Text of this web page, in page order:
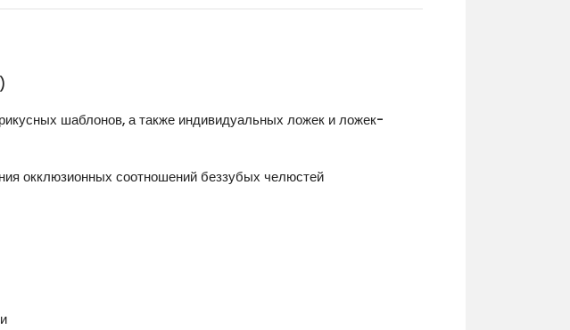
шаблонов, а также индивидуальных ложек и ложек-
окклюзионных соотношений беззубых челюстей